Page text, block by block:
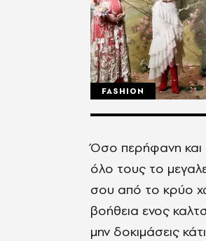
FASHION
Όσο περήφανη και
όλο τους το
σου από το κρύο
βοήθεια ενος
μην δοκιμάσεις